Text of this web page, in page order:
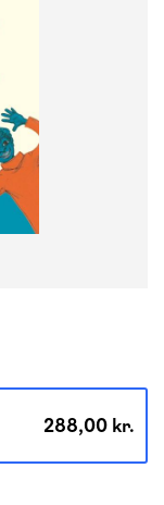
288,00 kr.